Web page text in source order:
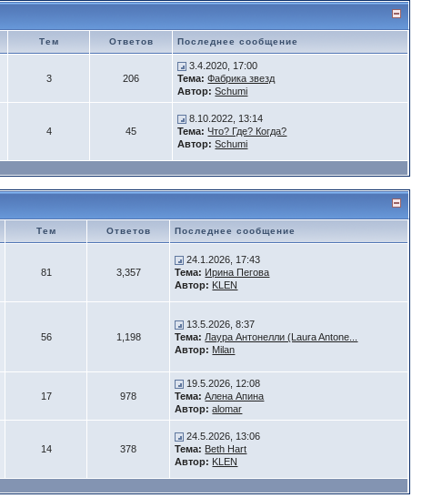
Тем Ответов Последнее сообщение
3 206
3.4.2020, 17:00
Тема: Фабрика звезд
Автор: Schumi
4 45
8.10.2022, 13:14
Тема: Что? Где? Когда?
Автор: Schumi
Тем Ответов Последнее сообщение
81 3,357
24.1.2026, 17:43
Тема: Ирина Пегова
Автор: KLEN
56 1,198
13.5.2026, 8:37
Тема: Лаура Антонелли (Laura Antone...
Автор: Milan
17 978
19.5.2026, 12:08
Тема: Алена Апина
Автор: alomar
14 378
24.5.2026, 13:06
Тема: Beth Hart
Автор: KLEN